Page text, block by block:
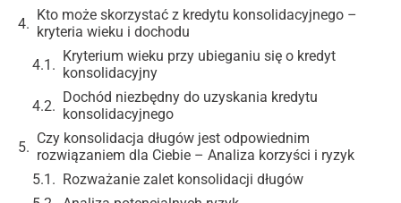
Kto może skorzystać z kredytu konsolidacyjnego –
kryteria wieku i dochodu
Kryterium wieku przy ubieganiu się o kredyt
konsolidacyjny
Dochód niezbędny do uzyskania kredytu
konsolidacyjnego
Czy konsolidacja długów jest odpowiednim
rozwiązaniem dla Ciebie – Analiza korzyści i ryzyk
Rozważanie zalet konsolidacji długów